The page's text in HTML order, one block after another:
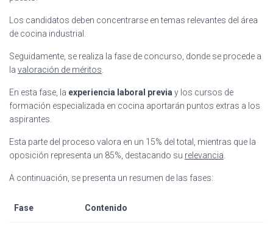
Los candidatos deben concentrarse en temas relevantes del área
de cocina industrial.
Seguidamente, se realiza la fase de concurso, donde se procede a
la valoración de méritos
En esta fase, la experiencia laboral previa y los cursos de
formación especializada en cocina aportarán puntos extras a los
aspirantes.
Esta parte del proceso valora en un 15% del total, mientras que la
oposición representa un 85%, destacando su relevancia
A continuación, se presenta un resumen de las fases:
Fase Contenido